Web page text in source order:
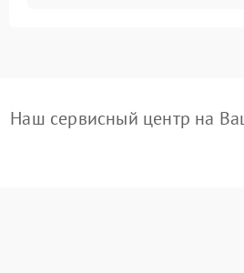
Наш сервисный центр на